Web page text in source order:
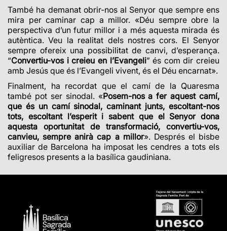
També ha demanat obrir-nos al Senyor que sempre ens
mira per caminar cap a millor. «Déu sempre obre la
perspectiva d’un futur millor i a més aquesta mirada és
autèntica. Veu la realitat dels nostres cors. El Senyor
sempre ofereix una possibilitat de canvi, d’esperança.
“Convertiu-vos i creieu en l’Evangeli” és com dir creieu
amb Jesús que és l’Evangeli vivent, és el Déu encarnat».
Finalment, ha recordat que el camí de la Quaresma
també pot ser sinodal. «Posem-nos a fer aquest camí,
que és un camí sinodal, caminant junts, escoltant-nos
tots, escoltant l’esperit i sabent que el Senyor dona
aquesta oportunitat de transformació, convertiu-vos,
canvieu, sempre anirà cap a millor». Després el bisbe
auxiliar de Barcelona ha imposat les cendres a tots els
feligresos presents a la basílica gaudiniana.